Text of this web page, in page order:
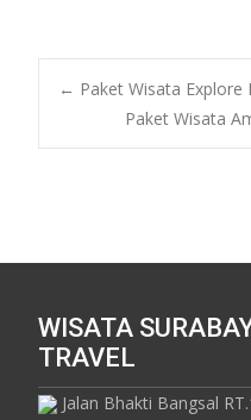
← Paket Wisata Explore
Paket Wisata
WISATA
TRAVEL
Jalan Bhakti Bangsal